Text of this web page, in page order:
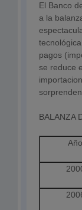
El Banco
a la
pagos
se reduce
BALANZA
Año